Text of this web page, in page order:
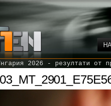
2026 - резултати от